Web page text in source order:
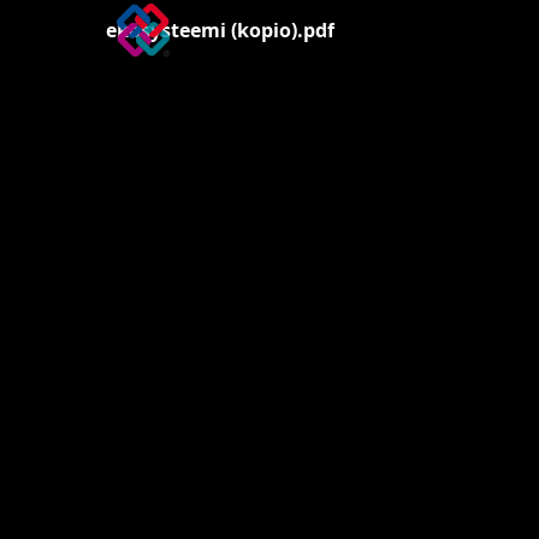
ekosysteemi (kopio).pdf